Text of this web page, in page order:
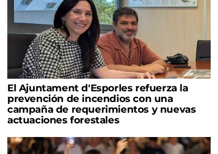
El Ajuntament d'Esporles refuerza la
prevención de incendios con una
campaña de requerimientos y nuevas
actuaciones forestales